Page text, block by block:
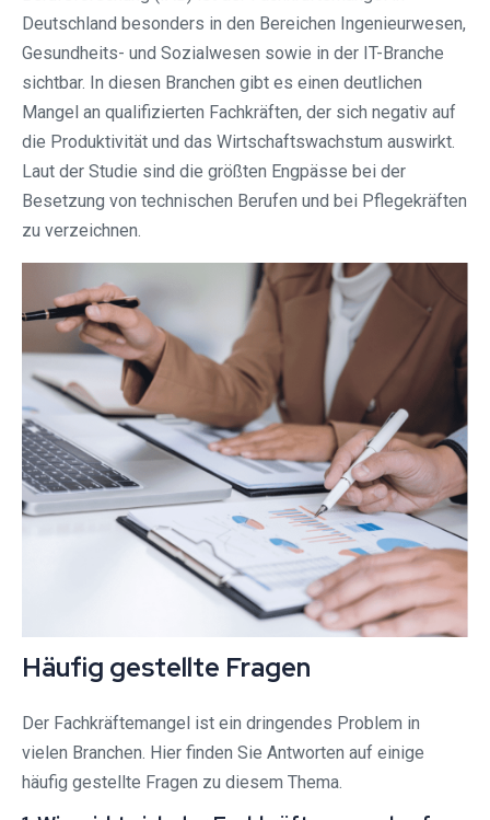
Deutschland besonders in den Bereichen Ingenieurwesen,
Gesundheits- und Sozialwesen sowie in der IT-Branche
sichtbar. In diesen Branchen gibt es einen deutlichen
Mangel an qualifizierten Fachkräften, der sich negativ auf
die Produktivität und das Wirtschaftswachstum auswirkt.
Laut der Studie sind die größten Engpässe bei der
Besetzung von technischen Berufen und bei Pflegekräften
zu verzeichnen.
Häufig gestellte Fragen
Der Fachkräftemangel ist ein dringendes Problem in
vielen Branchen. Hier finden Sie Antworten auf einige
häufig gestellte Fragen zu diesem Thema.